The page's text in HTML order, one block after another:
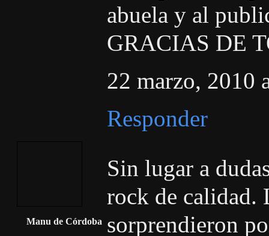
abuela y al
GRACIAS DE
22 marzo, 2010
Responder
Manu de Córdoba
Sin lugar a
rock de calidad.
sorprendieron